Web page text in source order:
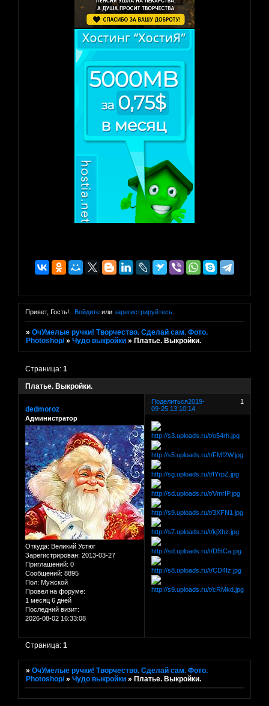
Привет, Гость! Войдитеили зарегистрируйтесь.
»ОчУмелые ручки! Творчество. Сделай сам. Фото.
Photoshop/ »Чудо выкройки » Платье. Выкройки.
Платье. Выкройки.
Страница:1
Поделиться 1
2019-
09-25 13:10:14
dedmoroz
Администратор
Откуда: Великий Устюг
Зарегистрирован: 2013-03-27
Приглашений: 0
Сообщений: 8895
Пол: Мужской
Провел на форуме:
1 месяц 6 дней
Последний визит:
2026-08-02 16:33:08
Страница:1
»ОчУмелые ручки! Творчество. Сделай сам. Фото.
Photoshop/ »Чудо выкройки »Платье. Выкройки.